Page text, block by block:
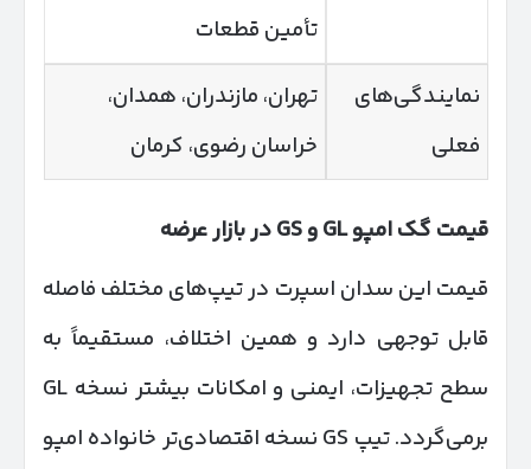
تأمین قطعات
نمایندگی‌های
فعلی
تهران، مازندران، همدان،
خراسان رضوی، کرمان
قیمت گک امپوGL و
در بازار عرضه
قیمت این سدان اسپرت در تیپ‌های مختلف فاصله
قابل توجهی دارد و همین اختلاف، مستقیماً به
سطح تجهیزات، ایمنی و امکانات بیشتر نسخه GL
برمی‌گردد. تیپ GS نسخه اقتصادی‌تر خانواده امپو